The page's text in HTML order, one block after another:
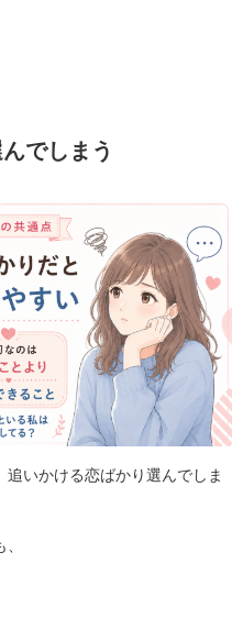
でしまう
いかける恋ばかり選んでしま